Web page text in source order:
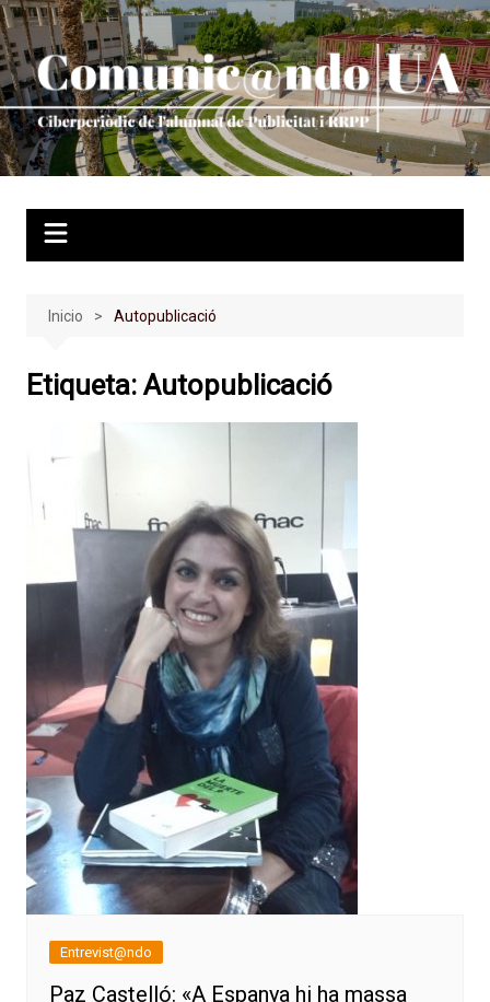
Saltar
al
contenido
Inicio Autopublicació
Etiqueta:Autopublicació
Entrevist@ndo
Paz Castelló: «A Espanya hi ha massa